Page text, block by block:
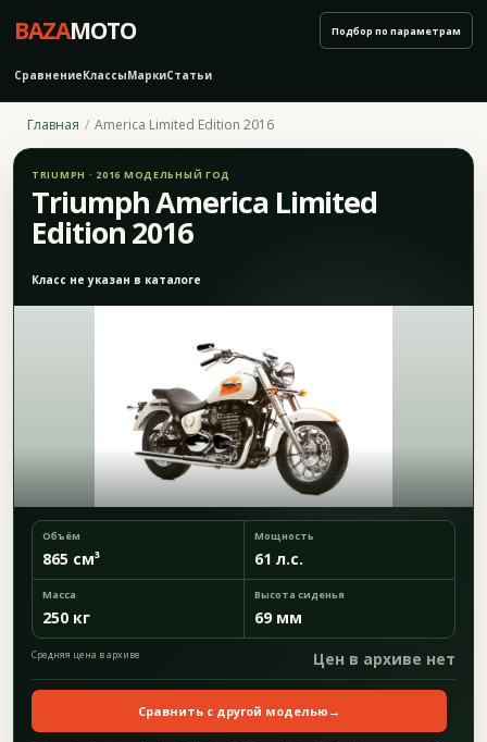
BAZAMOTO
СравнениеКлассыМаркиСтатьи
Подбор по параметрам
Главная America Limited Edition 2016
TRIUMPH · 2016 МОДЕЛЬНЫЙ ГОД
Triumph America Limited
Edition 2016
Класс не указан в каталоге
Объём
865 см³
Мощность
61 л.с.
Масса
250 кг
Высота сиденья
69 мм
Средняя цена в архиве Цен в архиве нет
Сравнить с другой моделью →